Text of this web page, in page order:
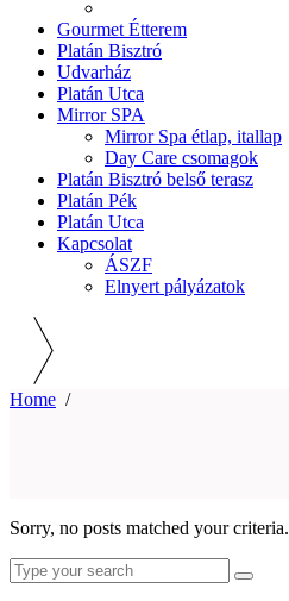
Gourmet Étterem
Platán Bisztró
Udvarház
Platán Utca
Mirror SPA
Mirror Spa étlap, itallap
Day Care csomagok
Platán Bisztró belső terasz
Platán Pék
Platán Utca
Kapcsolat
ÁSZF
Elnyert pályázatok
Home /
Sorry, no posts matched your criteria.
Search
for: